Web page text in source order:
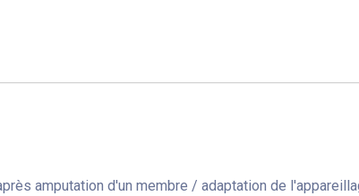
amputation d'un membre / adaptation de